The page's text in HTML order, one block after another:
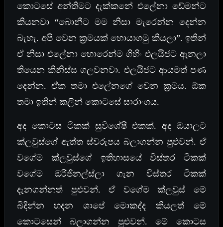
කොටසේ අන්තිමට දැක්කනේ එලේනා ඩේමන්ට
කියනවා “බොනීට මම නිසා මැරෙන්න දෙන්න
බැහැ. අපි වෙන ක්‍රමයක් හොයාගමු කියලා”. ඉතින්
ඒ නිසා එලේනා හොරෙන්ම ගිහිං එලයිජට ඇනලා
තියෙන කිනිස්ස ගලවනවා. එලයිජට ආයමත් පණ
දෙන්න. ඒක තමා එලේනගේ වෙන ක්‍රමය. ඕක
තමා ඉතින් කලින් කොටසේ සාරාංශය.
අද කොටස ටිකක් සුවිශේෂී එකක්. අද ඔයාලට
ක්ලවුස්ගේ ඇත්ත ස්වරුපය බලාගන්න පුළුවන්. ඒ
වගේම ක්ලවුස්ගේ ඉතිහාසයේ විස්තර ටිකක්
වගේම ඔරිජිනල්ස්ලා ගැන විස්තර ටිකක්
දැනගන්නත් පුළුවන්. ඒ වගේම ක්ලවුස් මේ
බිදින්න හදන ශාපේ මොකද්ද කියලත් මේ
කොටසෙන් බලාගන්න පුළුවන්. මේ කොටස